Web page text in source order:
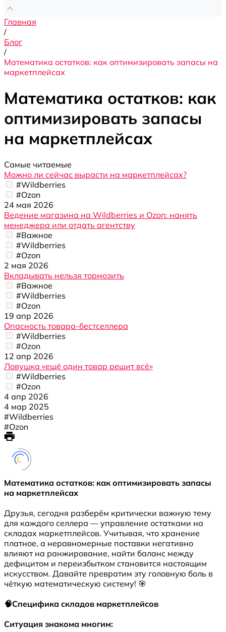
Главная
/
Блог
/
Математика остатков: как оптимизировать запасы на
маркетплейсах
Математика остатков: как
оптимизировать запасы
на маркетплейсах
Самые читаемые
Можно ли сейчас вырасти на маркетплейсах?
#Wildberries
#Ozon
24 мая 2026
Ведение магазина на Wildberries и Ozon: нанять
менеджера или отдать агентству
#Важное
#Wildberries
#Ozon
2 мая 2026
Вкладывать нельзя тормозить
#Важное
#Wildberries
#Ozon
19 апр 2026
Опасность товара-бестселлера
#Wildberries
#Ozon
12 апр 2026
Ловушка «ещё один товар решит всё»
#Wildberries
#Ozon
4 апр 2026
4 мар 2025
#Wildberries
#Ozon
Математика остатков: как оптимизировать запасы
на маркетплейсах
Друзья, сегодня разберём критически важную тему
для каждого селлера — управление остатками на
складах маркетплейсов. Учитывая, что хранение
платное, а неравномерные поставки негативно
влияют на ранжирование, найти баланс между
дефицитом и переизбытком становится настоящим
искусством. Давайте превратим эту головную боль в
чёткую математическую систему! 🎯
🧠Специфика складов маркетплейсов
Ситуация знакома многим: